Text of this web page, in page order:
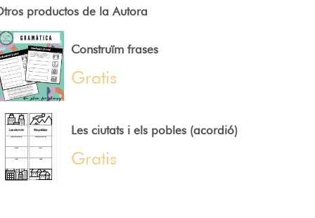
productos de la Autora
Construïm frases
Gratis
Les ciutats i els pobles (acordió)
Gratis